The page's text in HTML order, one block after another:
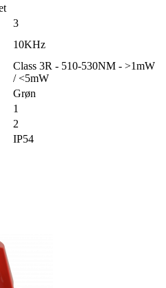
3
10KHz
Class 3R - 510-530NM - >1mW
/ <5mW
Grøn
1
2
IP54